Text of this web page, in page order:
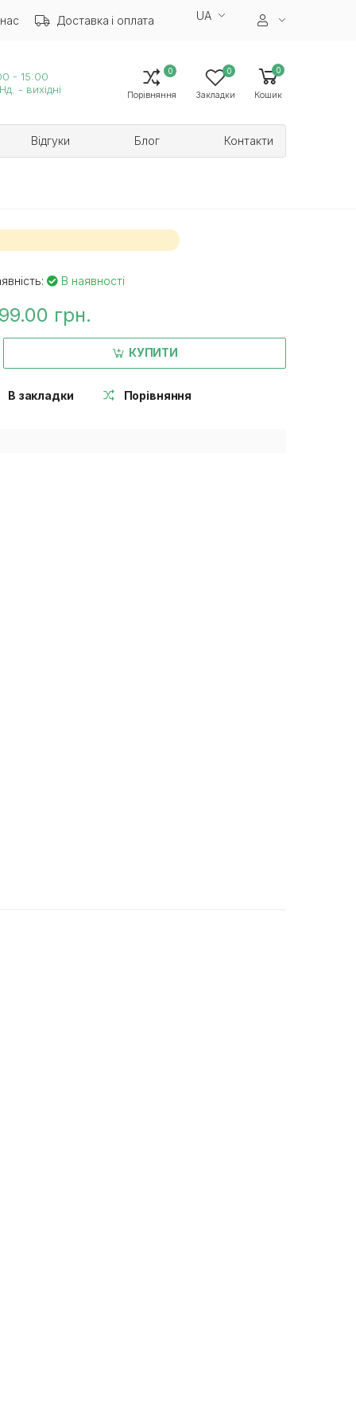
Доставка і оплата UA
- 15:00
- вихідні
0
Порівняння
0
Закладки
0
Кошик
Відгуки Блог Контакти
В наявності
грн.
КУПИТИ
В закладки Порівняння